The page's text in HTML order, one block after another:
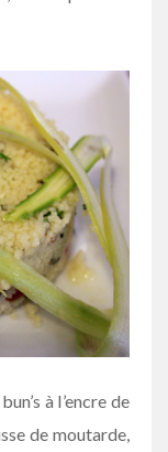
à l’encre de
de moutarde,